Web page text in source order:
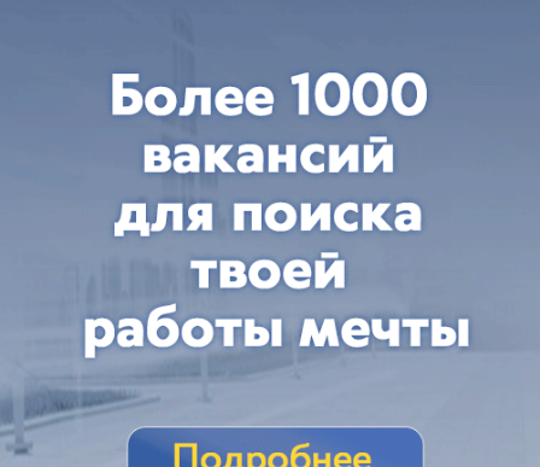
сегодня в 11:34
Происшествия
В Волжском спасли двух подростков,
которых уносило течением Ахтубы
Заплыли слишком далеко